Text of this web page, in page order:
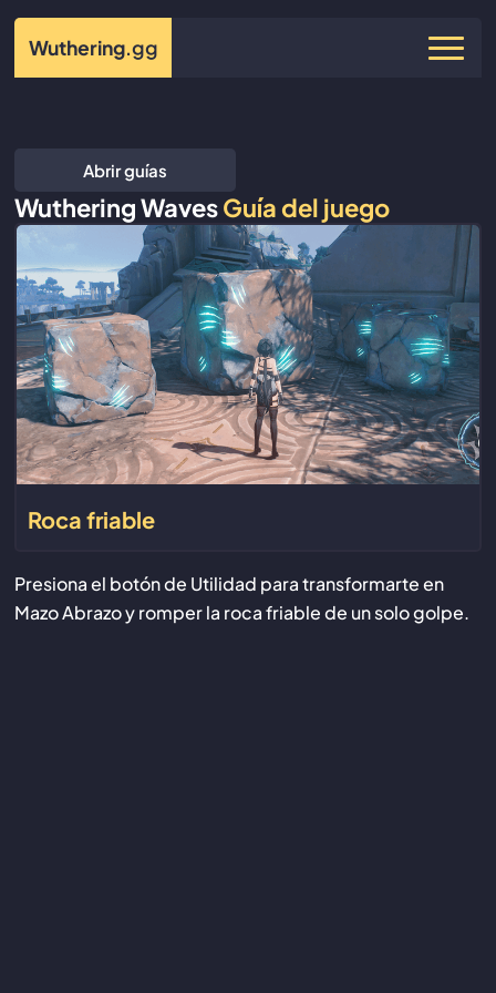
Wuthering.gg
Abrir guías
Wuthering WavesGuía del juego
Roca friable
Presiona el botón de Utilidad para transformarte en
Mazo Abrazo y romper la roca friable de un solo golpe.